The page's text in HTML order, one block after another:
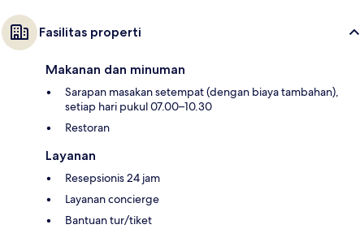
Fasilitas properti
Makanan dan minuman
Sarapan masakan setempat (dengan biaya tambahan),
setiap hari pukul 07.00–10.30
Restoran
Layanan
Resepsionis 24 jam
Layanan concierge
Bantuan tur/tiket